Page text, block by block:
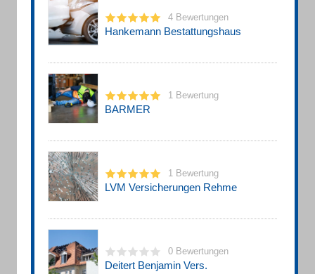
4 Bewertungen
Hankemann Bestattungshaus
1 Bewertung
BARMER
1 Bewertung
LVM Versicherungen Rehme
0 Bewertungen
Deitert Benjamin Vers.